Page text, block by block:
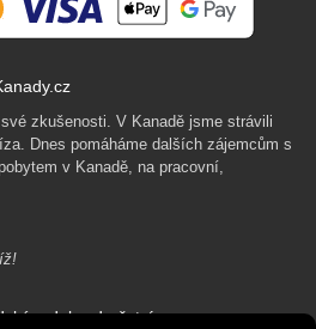
zkušenosti. V Kanadě jsme strávili
Dnes pomáháme dalších zájemcům s
v Kanadě, na pracovní,
dobrodružstvím…